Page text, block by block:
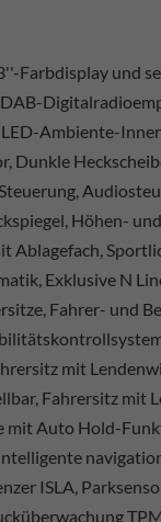
Farbdisplay und
Ambiente-
Dunkle
Höhen-
Exklusive N
Fahrer- und
mit
Fahrersitz mit
mit Auto Hold-
ISLA,